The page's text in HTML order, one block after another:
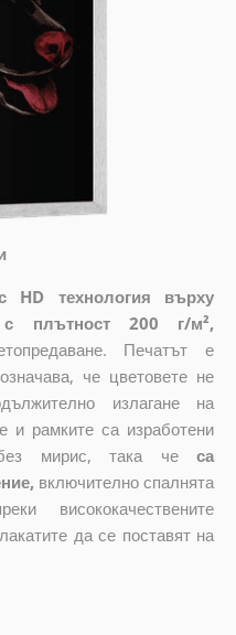
HD технология върху
с плътност 200 г/м²,
Печатът е
че цветовете не
излагане на
и рамките са изработени
мирис, така че
са
включително спалнята
висококачествените
да се поставят на